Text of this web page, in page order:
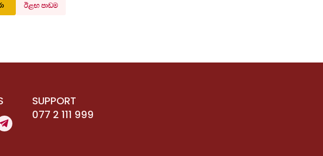
ඊළඟ පාඩම
SUPPORT
077 2 111 999